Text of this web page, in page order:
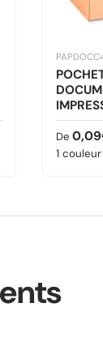
Prix
De
1